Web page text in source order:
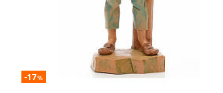
-17%